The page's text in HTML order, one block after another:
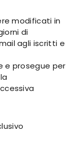
modificati in
di
agli iscritti e
e prosegue per